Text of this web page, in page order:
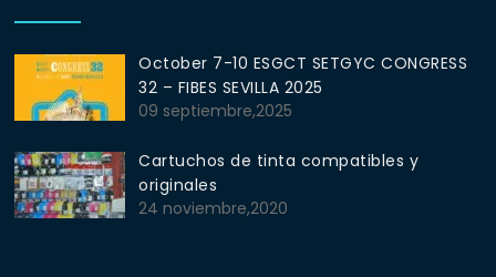
October 7-10 ESGCT SETGYC CONGRESS
32 – FIBES SEVILLA 2025
09 septiembre,2025
Cartuchos de tinta compatibles y
originales
24 noviembre,2020